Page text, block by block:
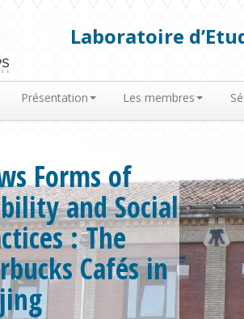
Laboratoire
Présentation Les membres
Forms of
and Social
: The
Cafés in